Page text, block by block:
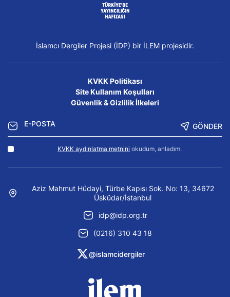
İslamcı Dergiler Projesi (İDP) bir İLEM projesidir.
KVKK Politikası
Site Kullanım Koşulları
Güvenlik & Gizlilik İlkeleri
GÖNDER
KVKK aydınlatma metnini okudum, anladım.
Aziz Mahmut Hüdayi, Türbe Kapısı Sok. No: 13, 34672
Üsküdar/İstanbul
idp@idp.org.tr
(0216) 310 43 18
@islamcidergiler